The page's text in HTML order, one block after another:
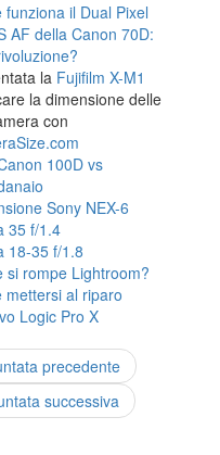
funziona il Dual Pixel
AF della Canon 70D:
la Fujifilm X-M1
la dimensione delle
con
100D vs
Sony NEX-6
35 f/1.4
18-35 f/1.8
si rompe Lightroom?
mettersi al riparo
Logic Pro X
precedente
successiva